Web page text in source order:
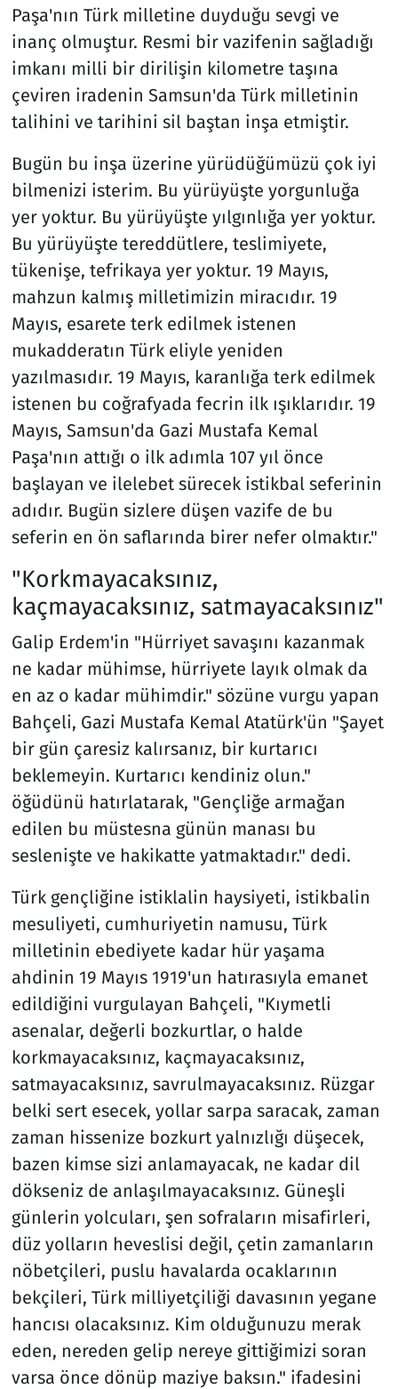
Paşa'nın Türk milletine duyduğu sevgi ve
inanç olmuştur. Resmi bir vazifenin sağladığı
imkanı milli bir dirilişin kilometre taşına
çeviren iradenin Samsun'da Türk milletinin
talihini ve tarihini sil baştan inşa etmiştir.
Bugün bu inşa üzerine yürüdüğümüzü çok iyi
bilmenizi isterim. Bu yürüyüşte yorgunluğa
yer yoktur. Bu yürüyüşte yılgınlığa yer yoktur.
Bu yürüyüşte tereddütlere, teslimiyete,
tükenişe, tefrikaya yer yoktur. 19 Mayıs,
mahzun kalmış milletimizin miracıdır. 19
Mayıs, esarete terk edilmek istenen
mukadderatın Türk eliyle yeniden
yazılmasıdır. 19 Mayıs, karanlığa terk edilmek
istenen bu coğrafyada fecrin ilk ışıklarıdır. 19
Mayıs, Samsun'da Gazi Mustafa Kemal
Paşa'nın attığı o ilk adımla 107 yıl önce
başlayan ve ilelebet sürecek istikbal seferinin
adıdır. Bugün sizlere düşen vazife de bu
seferin en ön saflarında birer nefer olmaktır."
"Korkmayacaksınız,
kaçmayacaksınız, satmayacaksınız"
Galip Erdem'in "Hürriyet savaşını kazanmak
ne kadar mühimse, hürriyete layık olmak da
en az o kadar mühimdir." sözüne vurgu yapan
Bahçeli, Gazi Mustafa Kemal Atatürk'ün "Şayet
bir gün çaresiz kalırsanız, bir kurtarıcı
beklemeyin. Kurtarıcı kendiniz olun."
öğüdünü hatırlatarak, "Gençliğe armağan
edilen bu müstesna günün manası bu
seslenişte ve hakikatte yatmaktadır." dedi.
Türk gençliğine istiklalin haysiyeti, istikbalin
mesuliyeti, cumhuriyetin namusu, Türk
milletinin ebediyete kadar hür yaşama
ahdinin 19 Mayıs 1919'un hatırasıyla emanet
edildiğini vurgulayan Bahçeli, "Kıymetli
asenalar, değerli bozkurtlar, o halde
korkmayacaksınız, kaçmayacaksınız,
satmayacaksınız, savrulmayacaksınız. Rüzgar
belki sert esecek, yollar sarpa saracak, zaman
zaman hissenize bozkurt yalnızlığı düşecek,
bazen kimse sizi anlamayacak, ne kadar dil
dökseniz de anlaşılmayacaksınız. Güneşli
günlerin yolcuları, şen sofraların misafirleri,
düz yolların heveslisi değil, çetin zamanların
nöbetçileri, puslu havalarda ocaklarının
bekçileri, Türk milliyetçiliği davasının yegane
hancısı olacaksınız. Kim olduğunuzu merak
eden, nereden gelip nereye gittiğimizi soran
varsa önce dönüp maziye baksın." ifadesini